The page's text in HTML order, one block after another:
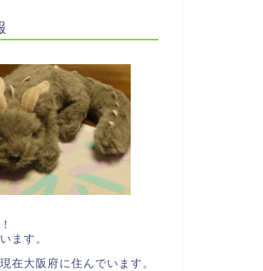
ます。
在大阪府に住んでいます。